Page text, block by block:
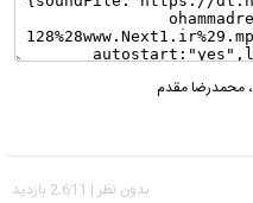
،محمدرضا مقدم
بدون نظر | 2,611 بازدید